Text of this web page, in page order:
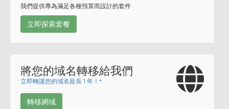
我們提供專為滿足各種預算而設計的套件
立即探索套餐
將您的域名轉移給我們
立即轉讓您的域名延長 1 年！*
轉移網域